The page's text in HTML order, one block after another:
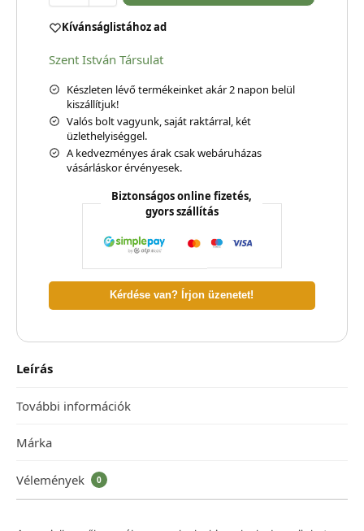
Kívánságlistához ad
Szent István Társulat
Készleten lévő termékeinket akár 2 napon belül
kiszállítjuk!
Valós bolt vagyunk, saját raktárral, két
üzlethelyiséggel.
A kedvezményes árak csak webáruházas
vásárláskor érvényesek.
Biztonságos online fizetés,
gyors szállítás
Kérdése van? Írjon üzenetet!
Leírás
További információk
Márka
Vélemények 0